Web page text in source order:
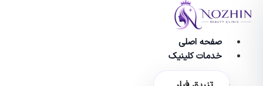
صفحه اصلی
خدمات کلینیک